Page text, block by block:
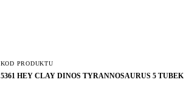
KOD PRODUKTU
5361 HEY CLAY DINOS TYRANNOSAURUS 5 TUBEK